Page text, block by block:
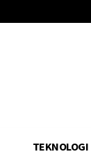
TEKNOLOGI